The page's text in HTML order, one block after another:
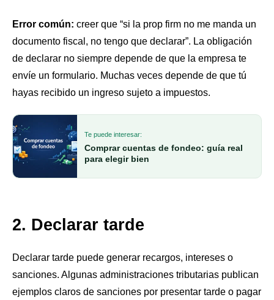
Error común: creer que “si la prop firm no me manda un
documento fiscal, no tengo que declarar”. La obligación
de declarar no siempre depende de que la empresa te
envíe un formulario. Muchas veces depende de que tú
hayas recibido un ingreso sujeto a impuestos.
Te puede interesar:
Comprar cuentas de fondeo: guía real
para elegir bien
2. Declarar tarde
Declarar tarde puede generar recargos, intereses o
sanciones. Algunas administraciones tributarias publican
ejemplos claros de sanciones por presentar tarde o pagar